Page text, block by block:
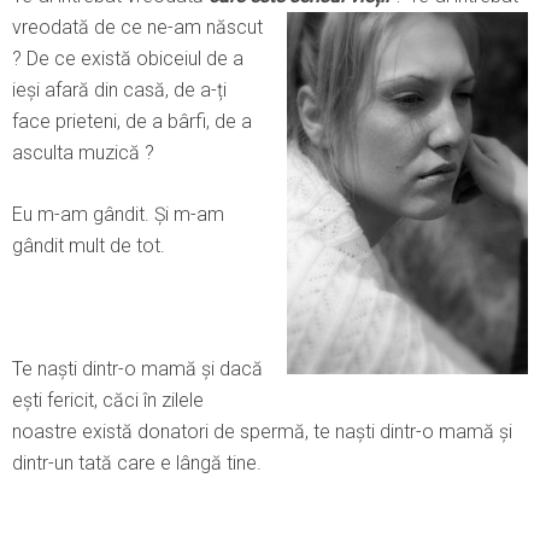
vreodată de ce ne-am născut
? De ce există obiceiul de a
ieși afară din casă, de a-ți
face prieteni, de a bârfi, de a
asculta muzică ?
Eu m-am gândit. Şi m-am
gândit mult de tot.
Te naști dintr-o mamă și dacă
ești fericit, căci în zilele
noastre există donatori de spermă, te naști dintr-o mamă și
dintr-un tată care e lângă tine.